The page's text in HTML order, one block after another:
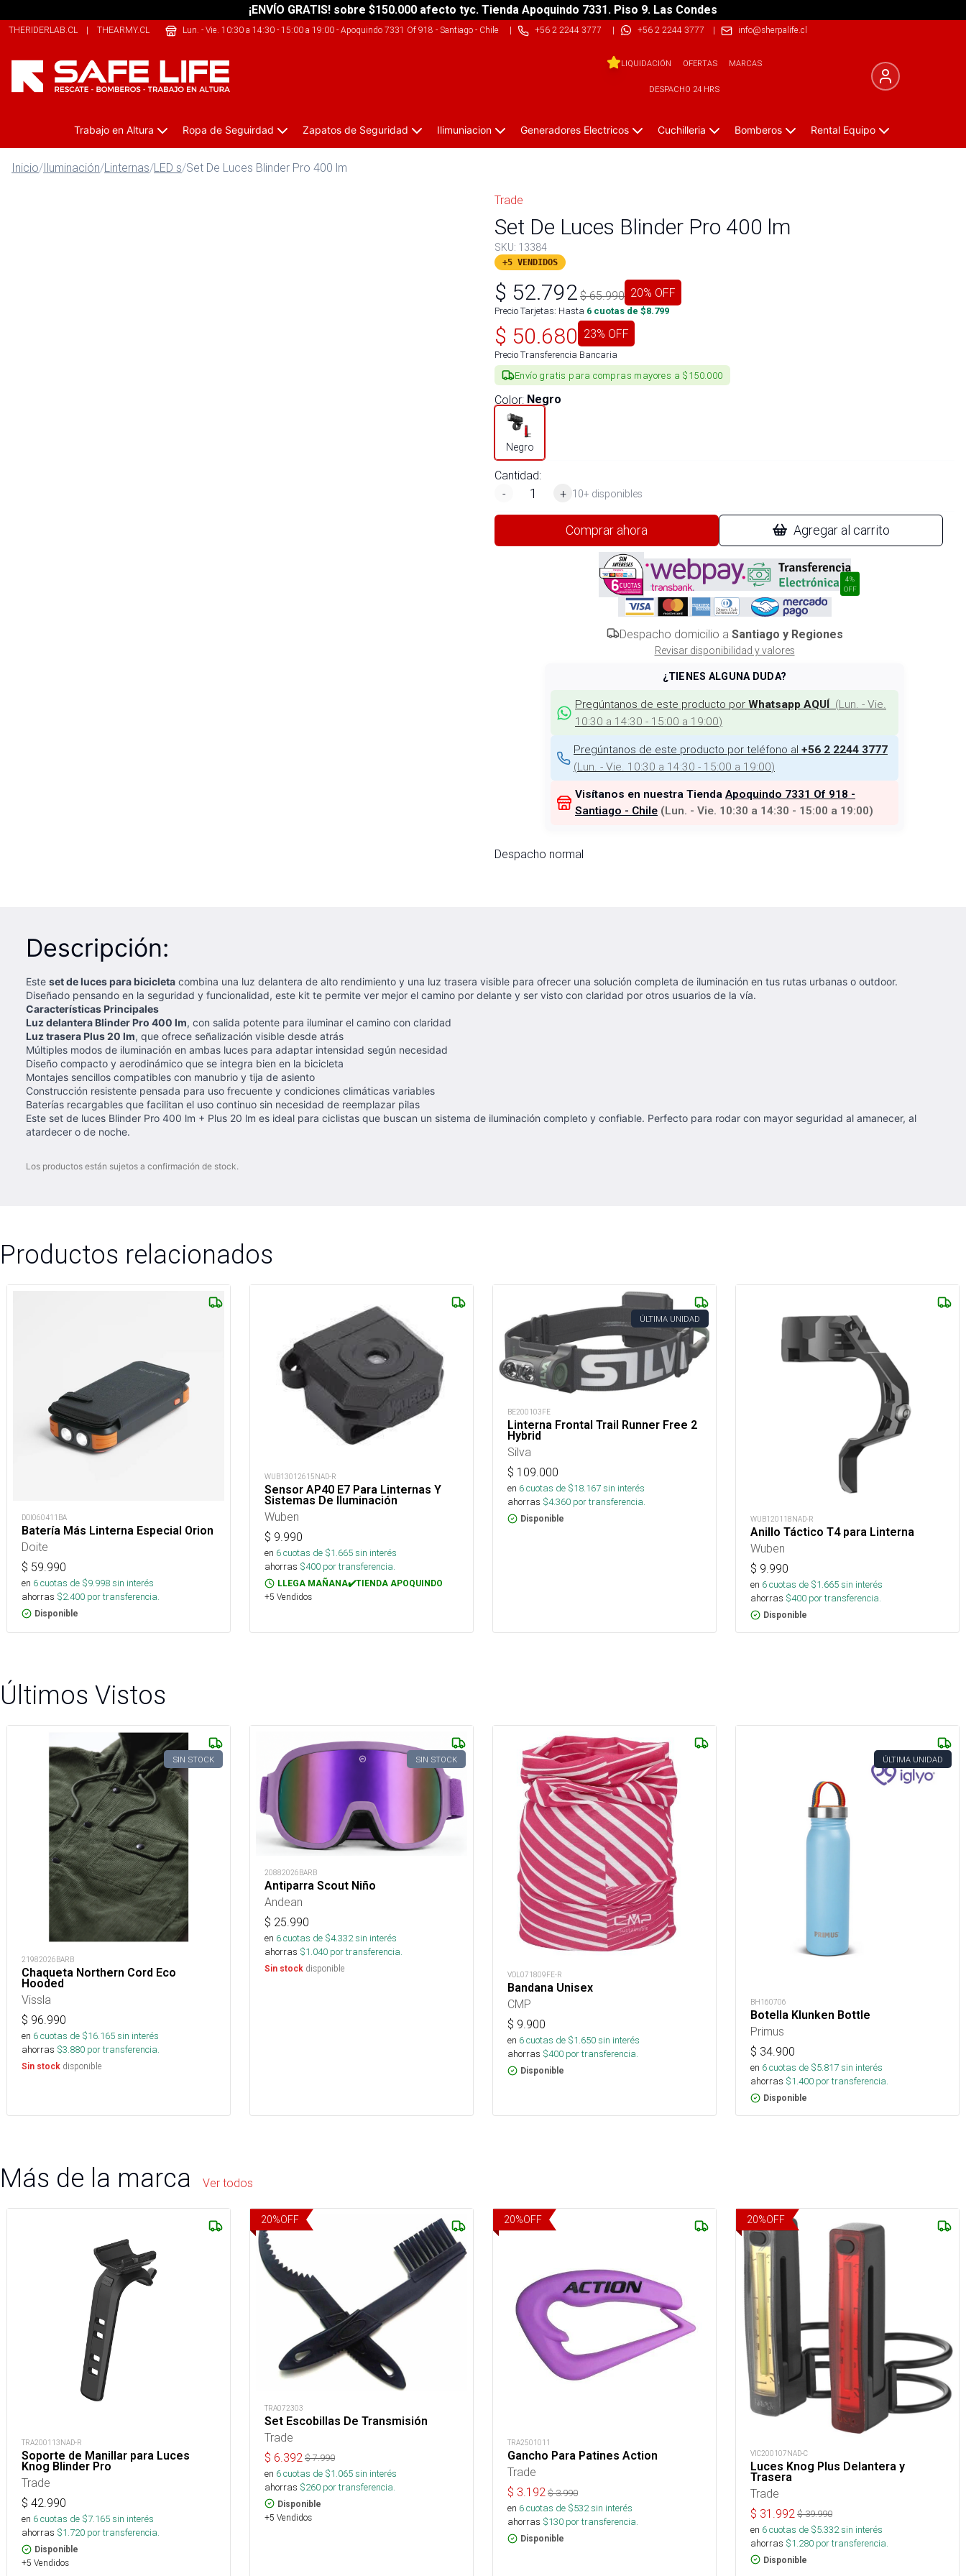
¡ENVÍO GRATIS! sobre $150.000 afecto tyc. Tienda Apoquindo 7331. Piso 9. Las Condes
THERIDERLAB.CL | THEARMY.CL |JUSTBIKE.CL
Lun. - Vie. 10:30 a 14:30 - 15:00 a 19:00- Apoquindo 7331 Of 918 - Santiago - Chile| +56 2 2244 3777 | +56 2 2244 3777 | info@sherpalife.cl
LIQUIDACIÓN OFERTAS MARCAS
DESPACHO 24 HRS
Trabajo en Altura Ropa de Seguirdad Zapatos de Seguridad Ilimuniacion Generadores Electricos Cuchilleria Bomberos Rental Equipo
Inicio/Iluminación/Linternas/LED s/Set De Luces Blinder Pro 400 lm
Trade
Set De Luces Blinder Pro 400 lm
SKU: 13384
+5 VENDIDOS
$ 52.792 $65.990 20% OFF
Precio Tarjetas: Hasta 6 cuotas de $8.799
$ 50.680 23% OFF
Precio Transferencia Bancaria
Envío gratis para compras mayores a $150.000
Color: Negro
Negro
Cantidad:
-
+ 10+ disponibles
Comprar ahora Agregar al carrito
4%
OFF
Despacho domicilio a Santiago y Regiones
Revisar disponibilidad y valores
¿TIENES ALGUNA DUDA?
Pregúntanos de este producto por Whatsapp AQUÍ (Lun. - Vie.
10:30 a 14:30 - 15:00 a 19:00)
Pregúntanos de este producto por teléfono al +56 2 2244 3777
(Lun. - Vie. 10:30 a 14:30 - 15:00 a 19:00)
Visítanos en nuestra Tienda Apoquindo 7331 Of 918 -
Santiago - Chile (Lun. - Vie. 10:30 a 14:30 - 15:00 a 19:00)
Despacho normal
Descripción:
Este set de luces para bicicleta combina una luz delantera de alto rendimiento y una luz trasera visible para ofrecer una solución completa de iluminación en tus rutas urbanas o outdoor.
Diseñado pensando en la seguridad y funcionalidad, este kit te permite ver mejor el camino por delante y ser visto con claridad por otros usuarios de la vía.
Características Principales
Luz delantera Blinder Pro 400 lm, con salida potente para iluminar el camino con claridad
Luz trasera Plus 20 lm, que ofrece señalización visible desde atrás
Múltiples modos de iluminación en ambas luces para adaptar intensidad según necesidad
Diseño compacto y aerodinámico que se integra bien en la bicicleta
Montajes sencillos compatibles con manubrio y tija de asiento
Construcción resistente pensada para uso frecuente y condiciones climáticas variables
Baterías recargables que facilitan el uso continuo sin necesidad de reemplazar pilas
Este set de luces Blinder Pro 400 lm + Plus 20 lm es ideal para ciclistas que buscan un sistema de iluminación completo y confiable. Perfecto para rodar con mayor seguridad al amanecer, al
atardecer o de noche.
Los productos están sujetos a confirmación de stock.
Productos relacionados
DOI060411BA
Batería Más Linterna Especial Orion
Doite
$ 59.990
en 6cuotas de $9.998sin interés
ahorras $2.400 por transferencia.
Disponible
WUB13012615NAD-R
Sensor AP40 E7 Para Linternas Y
Sistemas De Iluminación
Wuben
$ 9.990
en 6cuotas de $1.665sin interés
ahorras $400 por transferencia.
LLEGA MAÑANA✔️TIENDA APOQUINDO
+5 Vendidos
ÚLTIMA UNIDAD
BE200103FE
Linterna Frontal Trail Runner Free 2
Hybrid
Silva
$ 109.000
en 6cuotas de $18.167sin interés
ahorras $4.360 por transferencia.
Disponible WUB120118NAD-R
Anillo Táctico T4 para Linterna
Wuben
$ 9.990
en 6cuotas de $1.665sin interés
ahorras $400 por transferencia.
Disponible
Últimos Vistos
SIN STOCK
21982026BARB
Chaqueta Northern Cord Eco
Hooded
Vissla
$ 96.990
en 6cuotas de $16.165sin interés
ahorras $3.880 por transferencia.
Sin stock disponible
SIN STOCK
20882026BARB
Antiparra Scout Niño
Andean
$ 25.990
en 6cuotas de $4.332sin interés
ahorras $1.040 por transferencia.
Sin stock disponible
VOL071809FE-R
Bandana Unisex
CMP
$ 9.900
en 6cuotas de $1.650sin interés
ahorras $400 por transferencia.
Disponible
ÚLTIMA UNIDAD
BH160706
Botella Klunken Bottle
Primus
$ 34.900
en 6cuotas de $5.817sin interés
ahorras $1.400 por transferencia.
Disponible
Más de la marca Ver todos
TRA200113NAD-R
Soporte de Manillar para Luces
Knog Blinder Pro
Trade
$ 42.990
en 6cuotas de $7.165sin interés
ahorras $1.720 por transferencia.
Disponible
+5 Vendidos
20%OFF
TRA072303
Set Escobillas De Transmisión
Trade
$ 6.392 $7.990
en 6cuotas de $1.065sin interés
ahorras $260 por transferencia.
Disponible
+5 Vendidos
20%OFF
TRA2501011
Gancho Para Patines Action
Trade
$ 3.192 $3.990
en 6cuotas de $532sin interés
ahorras $130 por transferencia.
Disponible
20%OFF
VIC200107NAD-C
Luces Knog Plus Delantera y
Trasera
Trade
$ 31.992 $39.990
en 6cuotas de $5.332sin interés
ahorras $1.280 por transferencia.
Disponible